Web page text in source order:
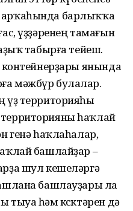
барлыҡҡа
үҙҙәренең тамағын
табырға тейеш.
контейнерҙары янында
мәжбүр булалар.
үҙ территорияһы
һаҡлай
генә һаҡлаһалар,
башлайҙар –
шул кешеләргә
башлауҙары ла
һәм көсөктәрен дә